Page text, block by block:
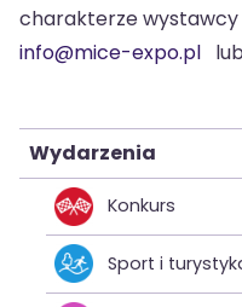
charakterze
info@mice-expo.pl
Wydarzenia
Konkurs
Sport i